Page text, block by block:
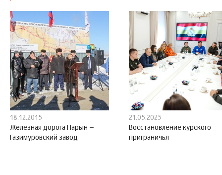
18.12.2015
Железная дорога Нарын –
Газимуровский завод
21.05.2025
Восстановление курского
приграничья